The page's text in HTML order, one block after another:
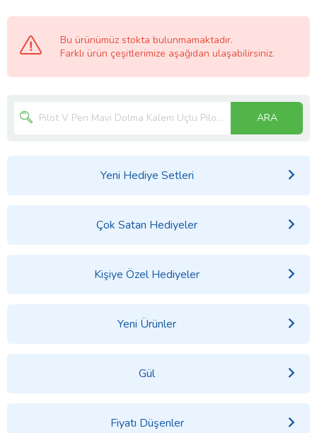
Bu ürünümüz stokta bulunmamaktadır.
Farklı ürün çeşitlerimize aşağıdan ulaşabilirsiniz.
ARA
Yeni Hediye Setleri
Çok Satan Hediyeler
Kişiye Özel Hediyeler
Yeni Ürünler
Gül
Fiyatı Düşenler